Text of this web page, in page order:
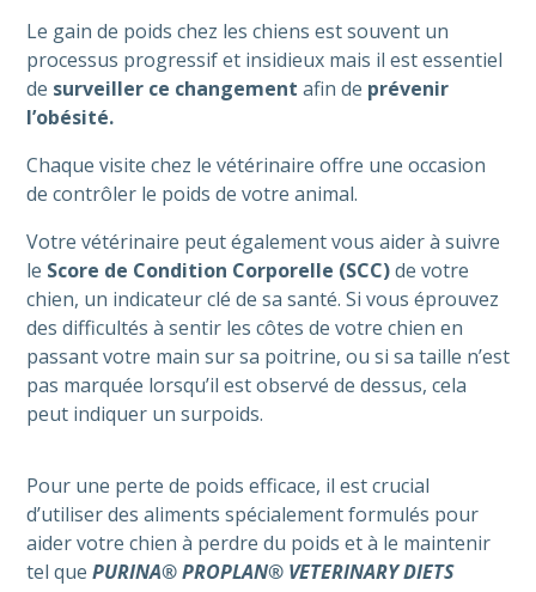
Le gain de poids chez les chiens est souvent un
processus progressif et insidieux mais il est essentiel
de surveiller ce changement afin de prévenir
l’obésité.
Chaque visite chez le vétérinaire offre une occasion
de contrôler le poids de votre animal.
Votre vétérinaire peut également vous aider à suivre
le Score de Condition Corporelle (SCC)de votre
chien, un indicateur clé de sa santé. Si vous éprouvez
des difficultés à sentir les côtes de votre chien en
passant votre main sur sa poitrine, ou si sa taille n’est
pas marquée lorsqu’il est observé de dessus, cela
peut indiquer un surpoids.
Pour une perte de poids efficace, il est crucial
d’utiliser des aliments spécialement formulés pour
aider votre chien à perdre du poids et à le maintenir
tel que PURINA® PROPLAN® VETERINARY DIETS